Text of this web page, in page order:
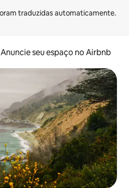
Anuncie seu espaço no Airbnb